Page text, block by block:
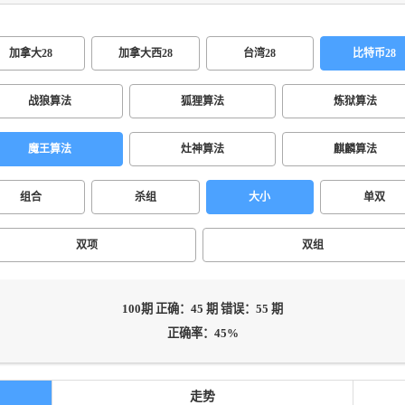
加拿大28 加拿大西28 台湾28 比特币28
战狼算法 狐狸算法 炼狱算法
魔王算法 灶神算法 麒麟算法
组合 杀组 大小 单双
双项 双组
100期 正确：45 期 错误：55 期
正确率：45%
走势